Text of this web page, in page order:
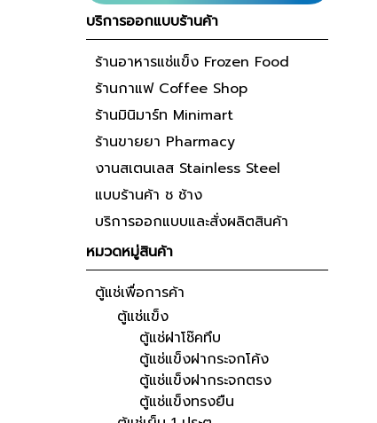
บริการออกแบบร้านค้า
ร้านอาหารแช่แข็ง Frozen Food
ร้านกาแฟ Coffee Shop
ร้านมินิมาร์ท Minimart
ร้านขายยา Pharmacy
งานสเตนเลส Stainless Steel
แบบร้านค้า ช ช้าง
บริการออกแบบและสั่งผลิตสินค้า
หมวดหมู่สินค้า
ตู้แช่เพื่อการค้า
ตู้แช่แข็ง
ตู้แช่ฝาโช๊คทึบ
ตู้แช่แข็งฝากระจกโค้ง
ตู้แช่แข็งฝากระจกตรง
ตู้แช่แข็งทรงยืน